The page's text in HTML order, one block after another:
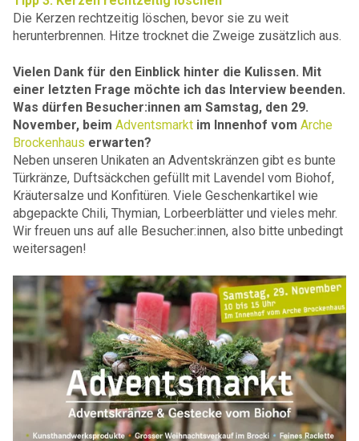
Die Kerzen rechtzeitig löschen, bevor sie zu weit
herunterbrennen. Hitze trocknet die Zweige zusätzlich aus.
Vielen Dank für den Einblick hinter die Kulissen. Mit
einer letzten Frage möchte ich das Interview beenden.
Was dürfen Besucher:innen am Samstag, den 29.
November, beim Adventsmarkt im Innenhof vom Arche
Brockenhaus erwarten?
Neben unseren Unikaten an Adventskränzen gibt es bunte
Türkränze, Duftsäckchen gefüllt mit Lavendel vom Biohof,
Kräutersalze und Konfitüren. Viele Geschenkartikel wie
abgepackte Chili, Thymian, Lorbeerblätter und vieles mehr.
Wir freuen uns auf alle Besucher:innen, also bitte unbedingt
weitersagen!